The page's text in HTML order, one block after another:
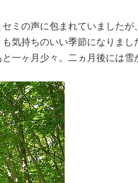
ミの声に包まれていましたが
気持ちのいい季節になりまし
一ヶ月少々。二ヵ月後には